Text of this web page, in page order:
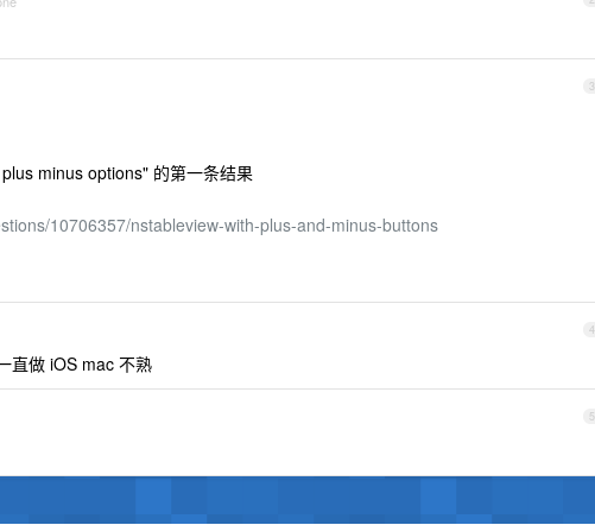
3
minus options" 的第一条结果
10706357/nstableview-with-plus-and-minus-buttons
4
直做 iOS mac 不熟
5